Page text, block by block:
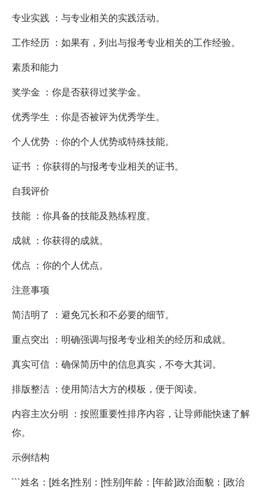
专业实践 ：与专业相关的实践活动。
工作经历 ：如果有，列出与报考专业相关的工作经验。
素质和能力
奖学金 ：你是否获得过奖学金。
优秀学生 ：你是否被评为优秀学生。
个人优势 ：你的个人优势或特殊技能。
证书 ：你获得的与报考专业相关的证书。
自我评价
技能 ：你具备的技能及熟练程度。
成就 ：你获得的成就。
优点 ：你的个人优点。
注意事项
简洁明了 ：避免冗长和不必要的细节。
重点突出 ：明确强调与报考专业相关的经历和成就。
真实可信 ：确保简历中的信息真实，不夸大其词。
排版整洁 ：使用简洁大方的模板，便于阅读。
内容主次分明 ：按照重要性排序内容，让导师能快速了解
你。
示例结构
```姓名：[姓名]性别：[性别]年龄：[年龄]政治面貌：[政治